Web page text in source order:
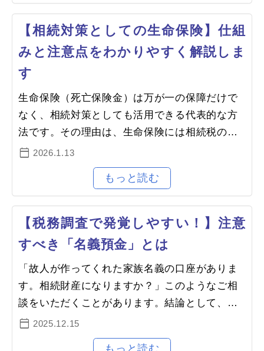
【相続対策としての生命保険】仕組
みと注意点をわかりやすく解説しま
す
生命保険（死亡保険金）は万が一の保障だけで
なく、相続対策としても活用できる代表的な方
法です。その理由は、生命保険には相続税の非
課税枠が設けられているためです。1.生命保険
の非課税枠とは生命保険の非課税…
2026.1.13
【税務調査で発覚しやすい！】注意
すべき「名義預金」とは
「故人が作ってくれた家族名義の口座がありま
す。相続財産になりますか？」このようなご相
談をいただくことがあります。結論として、名
義に関わらず亡くなった方（被相続人）が実質
的に管理・運用していたお金は、…
2025.12.15